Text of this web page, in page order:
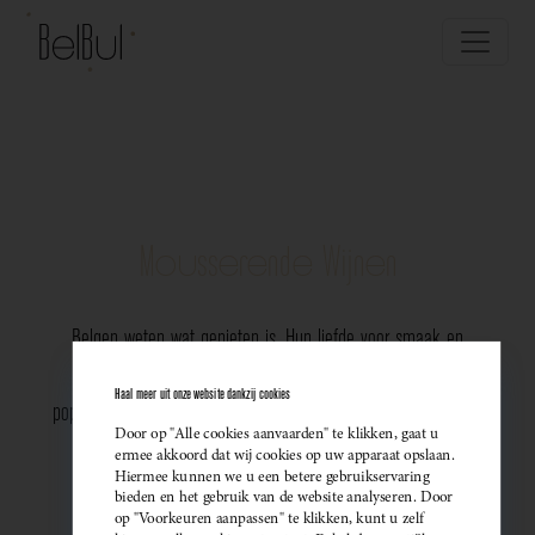
Belgen weten wat genieten is. Hun liefde voor smaak en
populariteit van Belgische mousserende wijnen. Meer dan ooit
kiezen ze bewust voor lokale bubbels — ideaal als
sprankelend aperitief of als verfijnde match bij een
gastronomisch diner. Santé!
Haal meer uit onze website dankzij cookies
Door op "Alle cookies aanvaarden" te klikken, gaat u
ermee akkoord dat wij cookies op uw apparaat opslaan.
Hiermee kunnen we u een betere gebruikservaring
bieden en het gebruik van de website analyseren. Door
op "Voorkeuren aanpassen" te klikken, kunt u zelf